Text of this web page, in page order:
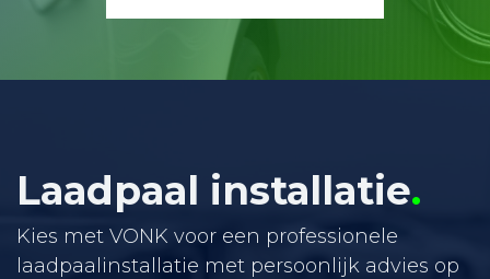
Laadpaal installatie.
Kies met VONK voor een professionele
laadpaalinstallatie met persoonlijk advies op